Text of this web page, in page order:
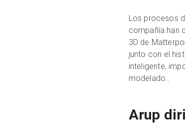
Los procesos
compañía han
3D de
junto con el
inteligente,
modelado..
Arup